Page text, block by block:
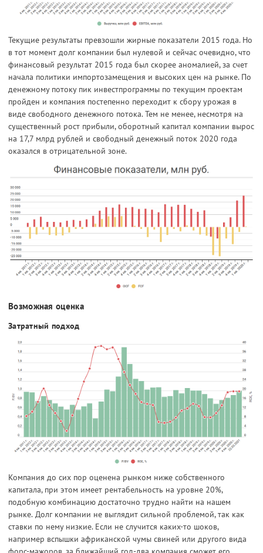
Текущие результаты превзошли жирные показатели 2015 года. Но
в тот момент долг компании был нулевой и сейчас очевидно, что
финансовый результат 2015 года был скорее аномалией, за счет
начала политики импортозамещения и высоких цен на рынке. По
денежному потоку пик инвестпрограммы по текущим проектам
пройден и компания постепенно переходит к сбору урожая в
виде свободного денежного потока. Тем не менее, несмотря на
существенный рост прибыли, оборотный капитал компании вырос
на 17,7 млрд рублей и свободный денежный поток 2020 года
оказался в отрицательной зоне.
Возможная оценка
Затратный подход
Компания до сих пор оценена рынком ниже собственного
капитала, при этом имеет рентабельность на уровне 20%,
подобную комбинацию достаточно трудно найти на нашем
рынке. Долг компании не выглядит сильной проблемой, так как
ставки по нему низкие. Если не случится каких-то шоков,
например вспышки африканской чумы свиней или другого вида